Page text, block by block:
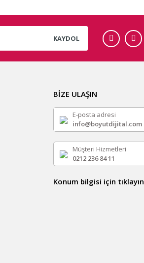
KAYDOL
BİZE ULAŞIN
E-posta adresi
info@boyutdijital.com
Müşteri Hizmetleri
0212 236 84 11
Konum bilgisi için tıklayın